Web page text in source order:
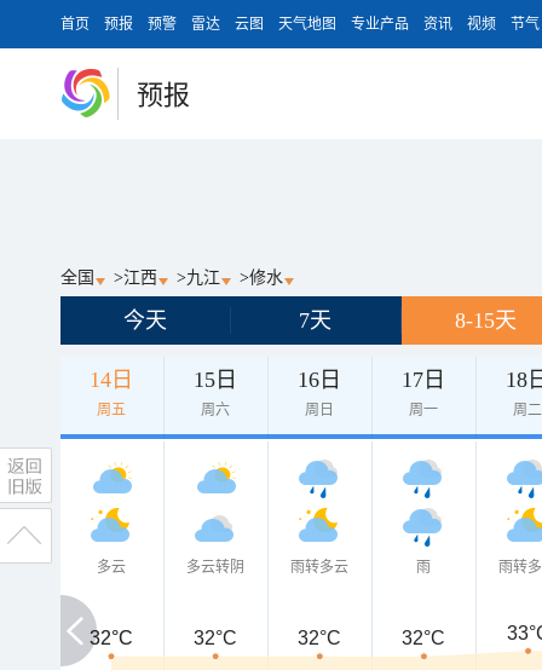
首页 预报 预警 雷达 云图 天气地图 专业产品 资讯 视频 节气
预报
全国 >江西 >九江 >修水
今天 7天 8-15天
14日
周五
15日
周六
16日
周日
17日
周一
18
周二
多云 多云转阴 雨转多云 雨 雨转
32°C
32°C 32°C 32°C 32°C